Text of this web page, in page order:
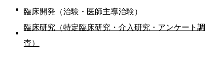
臨床開発（治験・医師主導治験）
臨床研究（特定臨床研究・介入研究・アンケート調
査）